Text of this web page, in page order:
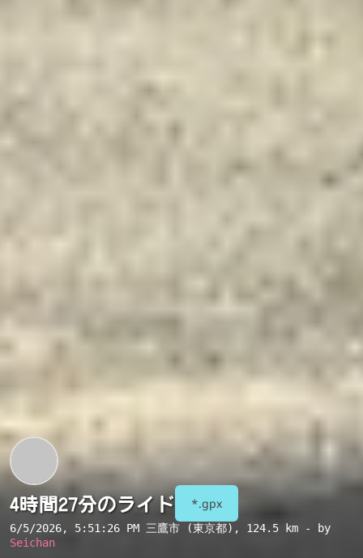
4時間27分のライド *.gpx
6/5/2026, 5:51:26 PM 三鷹市 (東京都) , 124.5 km - by
Seichan